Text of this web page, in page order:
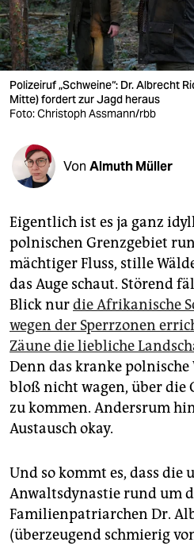
wahrheit
verlag
verlag
shop
fragen & hilfe
unterstützen
abo
genossenschaft
epaper login
Polizeiruf „Schweine“: Dr. Albrecht
Mitte) fordert zur Jagd heraus
Foto: Christoph Assmann/rbb
Von Almuth Müller
Eigentlich ist es ja ganz
polnischen Grenzgebiet
mächtiger Fluss, stille
das Auge schaut. Störend
Blick nurdie Afrikanische
wegen der Sperrzonen
Zäune die liebliche
Denn das kranke polnische
bloß nicht wagen, über die
zu kommen. Andersrum
Austausch okay.
Und so kommt es, dass die
Anwaltsdynastie rund um
Familienpatriarchen Dr.
(überzeugend schmierig